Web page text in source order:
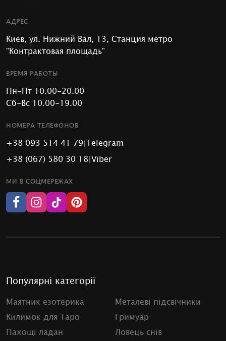
АДРЕС
Киев, ул. Нижний Вал, 13, Станция метро
"Контрактовая площадь"
ВРЕМЯ РАБОТЫ
Пн-Пт 10.00-20.00
Сб-Вс 10.00-19.00
НОМЕРА ТЕЛЕФОНОВ
+38 093 514 41 79|Telegram
+38 (067) 580 30 18|Viber
МИ В СОЦМЕРЕЖАХ
Популярні категорії
Маятник езотерика
Металеві підсвічники
Килимок для Таро
Гримуар
Пахощі ладан
Ловець снів